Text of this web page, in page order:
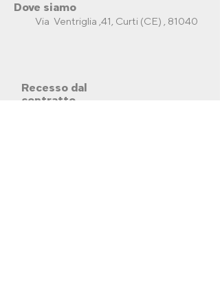
Dove siamo
Via Ventriglia ,41, Curti (CE) , 81040
Recesso dal
contratto